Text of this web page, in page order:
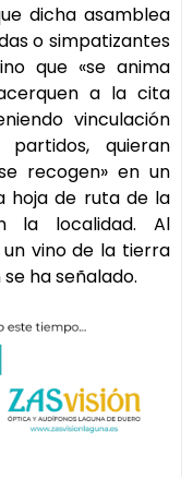
dicha asamblea
o simpatizantes
que «se anima
a la cita
vinculación
quieran
recogen» en un
hoja de ruta de la
la localidad. Al
vino de la tierra
ha señalado.